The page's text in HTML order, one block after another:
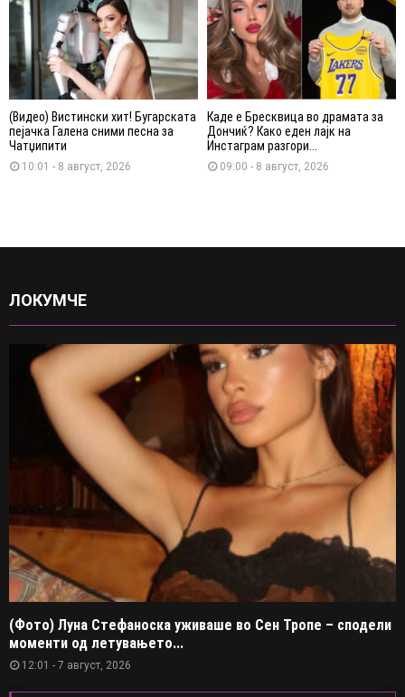
(Видео) Вистински хит! Бугарската
пејачка Галена сними песна за
Чатџипити
10:01 - 8 август, 2026
Каде е Бресквица во драмата за
Дончиќ? Како еден лајк на
Инстаграм разгори...
09:00 - 8 август, 2026
ЛОКУМЧЕ
(Фото) Луна Стефаноска уживаше во Сен Тропе – сподели
моменти од летувањето...
12:01 - 7 август, 2026